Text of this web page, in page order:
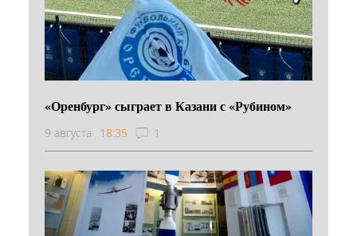
«Оренбург» сыграет в Казани с «Рубином»
9 августа 18:35 1